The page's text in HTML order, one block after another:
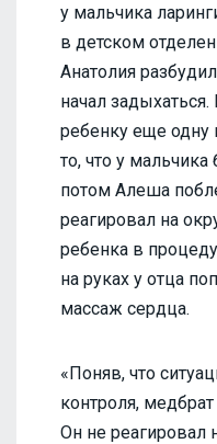
у мальчика
в детском
Анатолия
начал
ребенку еще одну
то, что у
потом Алеша
реагировал на
ребенка в
на руках у отца
массаж сердца.
«Поняв, что
контроля,
Он не реагировал